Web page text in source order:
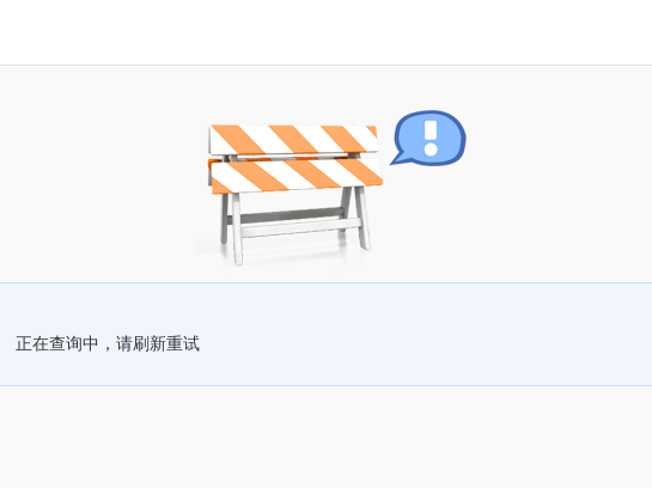
正在查询中，请刷新重试